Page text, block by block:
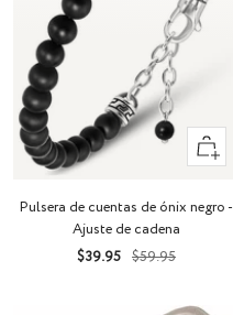
+
Añadir
Pulsera de cuentas de ónix negro -
Ajuste de cadena
Precio
$39.95 Precio
$59.95